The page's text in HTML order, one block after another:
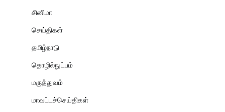
சினிமா
செய்திகள்
தமிழ்நாடு
தொழில்நுட்பம்
மருத்துவம்
மாவட்டச்செய்திகள்